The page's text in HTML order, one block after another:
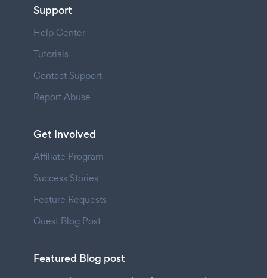
Support
Help Center
Tutorials
Contact Support
Report Abuse
Get Involved
Affiliate Program
Success Stories
Feature Requests
Guest Blog Post
Featured Blog post